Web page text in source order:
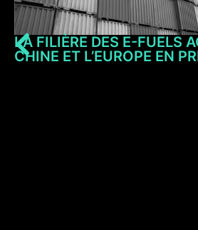
LA FILIÈRE DES E-FUELS
CHINE ET L’EUROPE EN